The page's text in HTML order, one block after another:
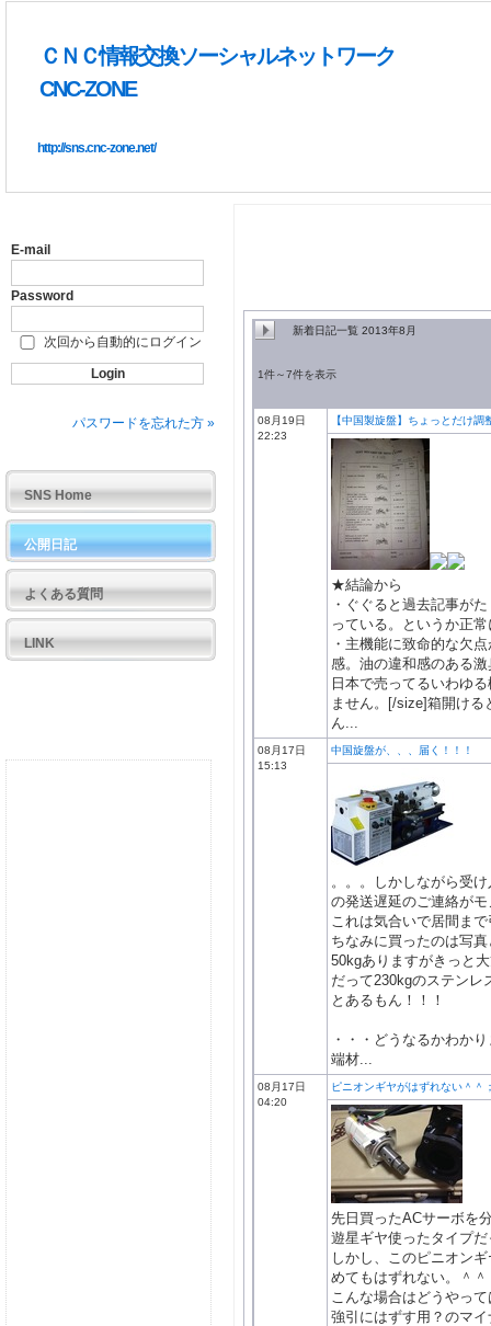
ＣＮＣ情報交換ソーシャルネットワーク
CNC-ZONE
http://sns.cnc-zone.net/
E-mail
Password
次回から自動的にログイン
パスワードを忘れた方 »
SNS Home
公開日記
よくある質問
LINK
新着日記一覧 2013年8月
1件～7件を表示
08月19日
22:23
【中国製旋盤】ちょっとだけ調
★結論から
・ぐぐると過去記事が
っている。というか正
・主機能に致命的な欠
感。油の違和感のある
日本で売ってるいわゆ
ません。[/size]箱開ける
ん...
08月17日
15:13
中国旋盤が、、、届く！！！
。。。しかしながら受
の発送遅延のご連絡が
これは気合いで居間ま
ちなみに買ったのは写
50kgありますがきっと
だって230kgのステンレ
とあるもん！！！
・・・どうなるかわか
端材...
08月17日
04:20
ピニオンギヤがはずれない＾＾
先日買ったACサーボを
遊星ギヤ使ったタイプ
しかし、このピニオン
めてもはずれない。＾＾
こんな場合はどうやっ
強引にはずす用？のマ